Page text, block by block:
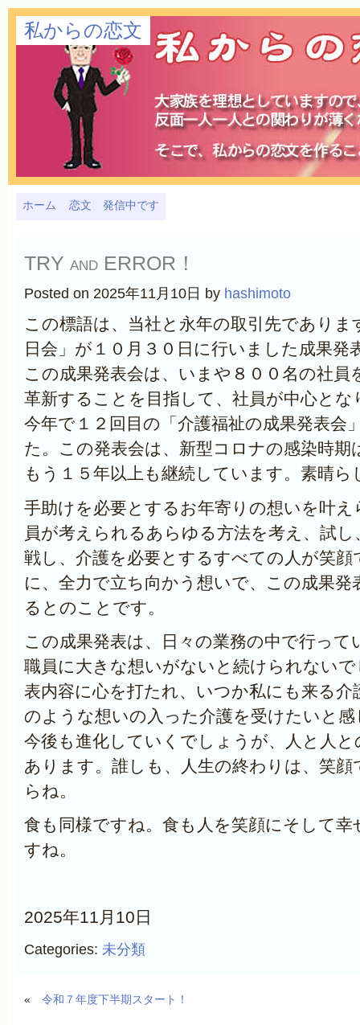
私からの恋文
ホーム 恋文 発信中です
TRY and ERROR！
Posted on 2025年11月10日 by hashimoto
この標語は、当社と永年の取引先でありま
日会」が１０月３０日に行いました成果発
この成果発表会は、いまや８００名の社員
革新することを目指して、社員が中心と
今年で１２回目の「介護福祉の成果発表会
た。この発表会は、新型コロナの感染時期
もう１５年以上も継続しています。素晴ら
手助けを必要とするお年寄りの想いを叶
員が考えられるあらゆる方法を考え、試し
戦し、介護を必要とするすべての人が笑
に、全力で立ち向かう想いで、この成果発
るとのことです。
この成果発表は、日々の業務の中で行っ
職員に大きな想いがないと続けられない
表内容に心を打たれ、いつか私にも来る介
のような想いの入った介護を受けたいと
今後も進化していくでしょうが、人と人
あります。誰しも、人生の終わりは、笑
らね。
食も同様ですね。食も人を笑顔にそして
すね。
2025年11月10日
Categories: 未分類
« 令和７年度下半期スタート！